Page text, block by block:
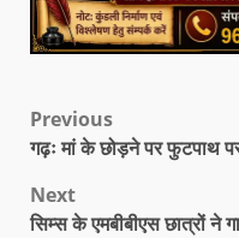
Previous
गढ़ः मां के छोड़ने पर फुटपाथ
Next
सिम्स के एमबीबीएस छात्रों ने